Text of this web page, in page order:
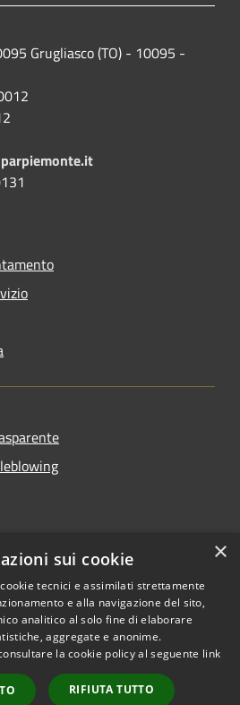
Grugliasco (TO) - 10095 -
Copyright © 2020 •
Comune di Grugliasco •
Powered byMunicipium
×
sui cookie
tecnici e assimilati strettamente
e alla navigazione del sito,
analitico al solo fine di elaborare
aggregate e anonime.
la cookie policy al seguente link
RIFIUTA TUTTO